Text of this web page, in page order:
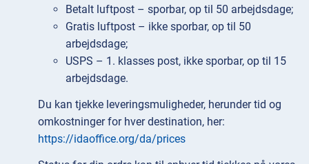
Betalt luftpost – sporbar, op til 50 arbejdsdage;
Gratis luftpost – ikke sporbar, op til 50
arbejdsdage;
USPS – 1. klasses post, ikke sporbar, op til 15
arbejdsdage.
Du kan tjekke leveringsmuligheder, herunder tid og
omkostninger for hver destination, her:
https://idaoffice.org/da/prices